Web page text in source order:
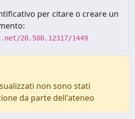
per citare o creare un
20.500.12317/1449
non sono stati
da parte dell'ateneo